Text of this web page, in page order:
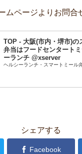
ムページよりお問合
TOP - 大阪(市内・堺市)の
弁当はフードセンタート
ーランチ @xserver
ヘルシーランチ・スマートミール
シェアする
Facebook